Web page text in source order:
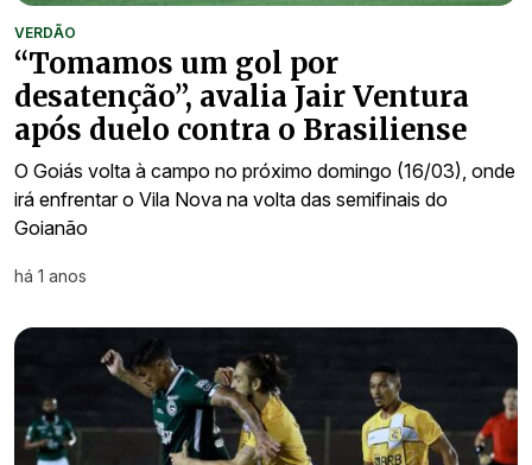
VERDÃO
“Tomamos um gol por
desatenção”, avalia Jair Ventura
após duelo contra o Brasiliense
O Goiás volta à campo no próximo domingo (16/03), onde
irá enfrentar o Vila Nova na volta das semifinais do
Goianão
há 1 anos